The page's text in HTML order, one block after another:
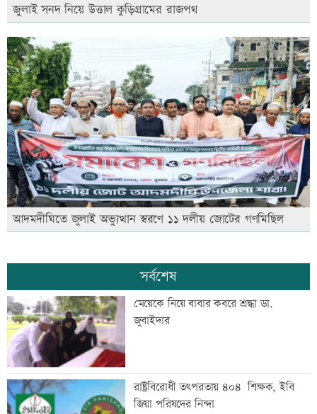
জুলাই সনদ নিয়ে উত্তাল কুড়িগ্রামের রাজপথ
আদমদীঘিতে জুলাই অভ্যুত্থান স্বরণে ১১ দলীয় জোটের গণমিছিল
সর্বশেষ
মেয়েকে নিয়ে বাবার কবরে শ্রদ্ধা ডা.
জুবাইদার
রাষ্ট্রবিরোধী তৎপরতায় ৪০৪ শিক্ষক, ইবি
জিয়া পরিষদের নিন্দা